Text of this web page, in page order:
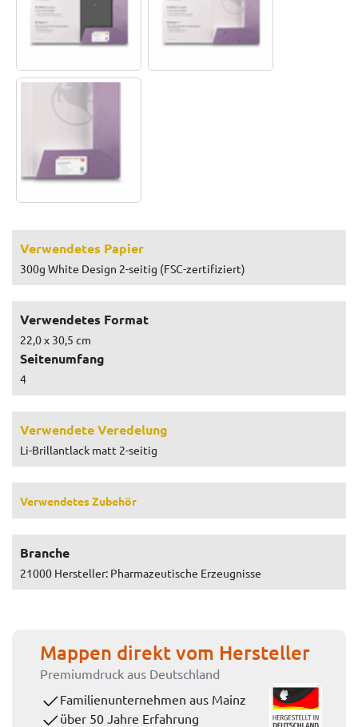
Verwendetes Papier
300g White Design 2-seitig (FSC-zertifiziert)
Verwendetes Format
22,0 x 30,5 cm
Seitenumfang
4
Verwendete Veredelung
Li-Brillantlack matt 2-seitig
Verwendetes Zubehör
Branche
21000 Hersteller: Pharmazeutische Erzeugnisse
Mappen direkt vom Hersteller
Premiumdruck aus Deutschland
Familienunternehmen aus Mainz
über 50 Jahre Erfahrung